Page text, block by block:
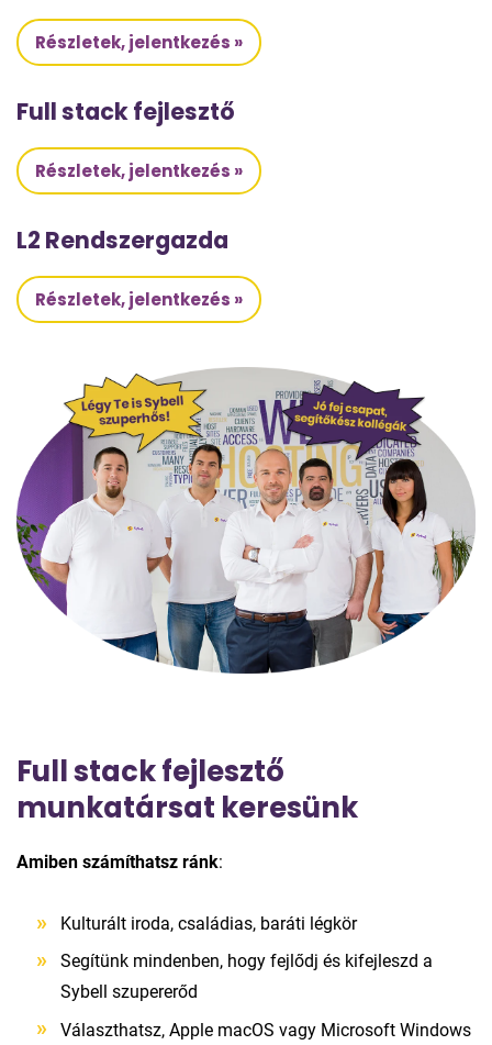
Részletek, jelentkezés »
Full stack fejlesztő
Részletek, jelentkezés »
L2 Rendszergazda
Részletek, jelentkezés »
Full stack fejlesztő
munkatársat keresünk
Amiben számíthatsz ránk:
Kulturált iroda, családias, baráti légkör
Segítünk mindenben, hogy fejlődj és kifejleszd a
Sybell szupererőd
Választhatsz, Apple macOS vagy Microsoft Windows